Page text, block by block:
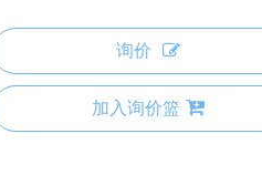
询价
加入询价篮